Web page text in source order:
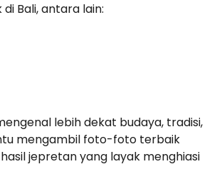
Bali, antara lain:
lebih dekat budaya, tradisi,
mengambil foto-foto terbaik
jepretan yang layak menghiasi